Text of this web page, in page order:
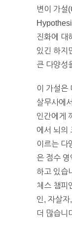
변이 가
진화에 대
있긴 하지
큰 다양성
이 가설은
살무사에
인간에게
에서 뇌의
이르는 다
은 점수 영
하고 있습
체스 챔피
인, 자살
더 많습니